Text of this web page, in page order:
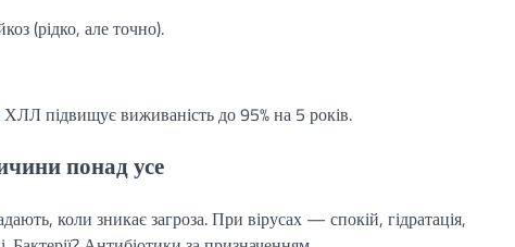
(рідко, але точно).
ХЛЛ підвищує виживаність до 95% на 5 років.
понад усе
коли зникає загроза. При вірусах — спокій, гідратація,